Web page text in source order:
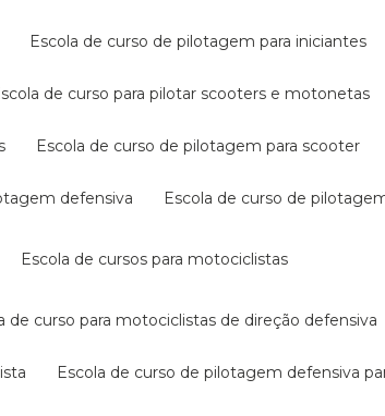
escola de curso de pilotagem para iniciantes
escola de curso para pilotar scooters e motonetas
escola de curso de pilotagem para scooter
defensiva escola de curso de
escola de cursos para motociclistas
de curso para motociclistas de direção defensiva
escola de curso de pilotagem defensiva